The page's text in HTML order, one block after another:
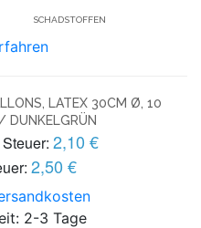
SCHADSTOFFEN
LATEX 30CM Ø, 10
DUNKELGRÜN
2,10 €
2,50 €
2-3 Tage